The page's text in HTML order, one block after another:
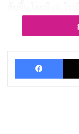
เลียน เมอร์ฟี เป็น
การพัฒนาระเบิดป
สงคราม
แต่เส้นทางสู่การส
ความกดดัน ความขั
ทางการเมือง ที่ท้า